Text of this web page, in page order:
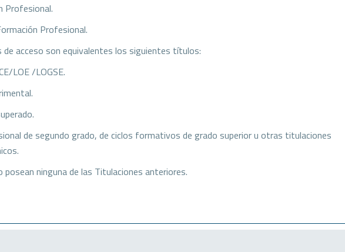
Profesional.
Profesional.
acceso son equivalentes los siguientes títulos:
LOE /LOGSE.
de segundo grado, de ciclos formativos de grado superior u otras titulaciones
posean ninguna de las Titulaciones anteriores.